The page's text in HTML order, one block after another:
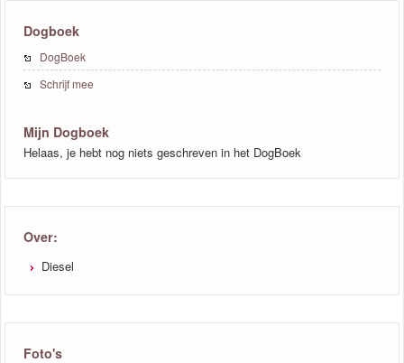
Dogboek
DogBoek
Schrijf mee
Mijn Dogboek
Helaas, je hebt nog niets geschreven in het DogBoek
Over:
Diesel
Foto's